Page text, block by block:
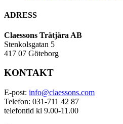
ADRESS
Claessons Trätjära AB
Stenkolsgatan 5
417 07 Göteborg
KONTAKT
E-post: info@claessons.com
Telefon: 031-711 42 87
telefontid kl 9.00-11.00